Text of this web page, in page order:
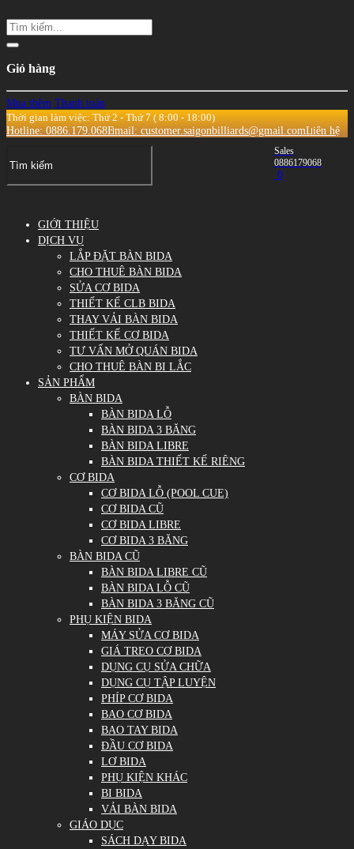
Giỏ hàng
Mua thêm Thanh toán
Thời gian làm việc: Thứ 2 - Thứ 7 ( 8:00 - 18:00)
Hotline: 0886.179.068Email: customer.saigonbilliards@gmail.comLiên hệ
Sales
0886179068
0
GIỚI THIỆU
DỊCH VỤ
LẮP ĐẶT BÀN BIDA
CHO THUÊ BÀN BIDA
SỬA CƠ BIDA
THIẾT KẾ CLB BIDA
THAY VẢI BÀN BIDA
THIẾT KẾ CƠ BIDA
TƯ VẤN MỞ QUÁN BIDA
CHO THUÊ BÀN BI LẮC
SẢN PHẨM
BÀN BIDA
BÀN BIDA LỖ
BÀN BIDA 3 BĂNG
BÀN BIDA LIBRE
BÀN BIDA THIẾT KẾ RIÊNG
CƠ BIDA
CƠ BIDA LỖ (POOL CUE)
CƠ BIDA CŨ
CƠ BIDA LIBRE
CƠ BIDA 3 BĂNG
BÀN BIDA CŨ
BÀN BIDA LIBRE CŨ
BÀN BIDA LỖ CŨ
BÀN BIDA 3 BĂNG CŨ
PHỤ KIỆN BIDA
MÁY SỬA CƠ BIDA
GIÁ TREO CƠ BIDA
DỤNG CỤ SỬA CHỮA
DỤNG CỤ TẬP LUYỆN
PHÍP CƠ BIDA
BAO CƠ BIDA
BAO TAY BIDA
ĐẦU CƠ BIDA
LƠ BIDA
PHỤ KIỆN KHÁC
BI BIDA
VẢI BÀN BIDA
GIÁO DỤC
SÁCH DẠY BIDA